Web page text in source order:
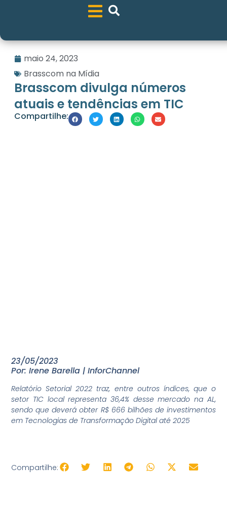
maio 24, 2023
Brasscom na Mídia
Brasscom divulga números
atuais e tendências em TIC
Compartilhe:
23/05/2023
Por: Irene Barella | InforChannel
Relatório Setorial 2022 traz, entre outros índices, que o
setor TIC local representa 36,4% desse mercado na AL,
sendo que deverá obter R$ 666 bilhões de investimentos
em Tecnologias de Transformação Digital até 2025
Compartilhe: